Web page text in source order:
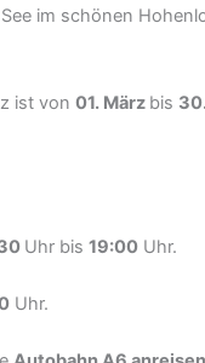
im schönen
ist von 01. März bis
Uhr bis 19:00Uhr.
Uhr.